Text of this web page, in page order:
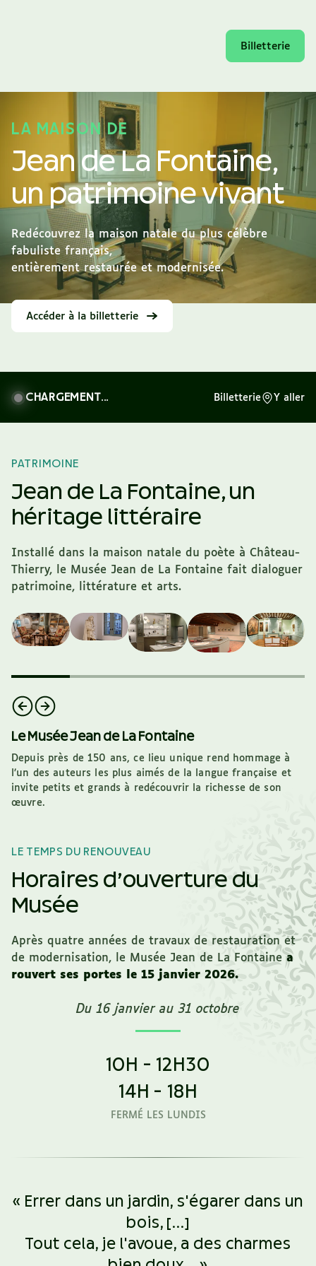
Billetterie
LA MAISON DE
Jean de La Fontaine,
un patrimoine vivant
Redécouvrez la maison natale du plus célèbre
fabuliste français,
entièrement restaurée et modernisée.
Accéder à la billetterie
CHARGEMENT... Billetterie Y aller
PATRIMOINE
Jean de La Fontaine, un
héritage littéraire
Installé dans la maison natale du poète à Château-
Thierry, le Musée Jean de La Fontaine fait dialoguer
patrimoine, littérature et arts.
Le Musée Jean de La Fontaine
Depuis près de 150 ans, ce lieu unique rend hommage à
l’un des auteurs les plus aimés de la langue française et
invite petits et grands à redécouvrir la richesse de son
œuvre.
LE TEMPS DU RENOUVEAU
Horaires d’ouverture du
Musée
Après quatre années de travaux de restauration et
de modernisation, le Musée Jean de La Fontaine a
rouvert ses portes le 15 janvier 2026.
Du 16 janvier au 31 octobre
10H - 12H30
14H - 18H
FERMÉ LES LUNDIS
« Errer dans un jardin, s'égarer dans un
bois, [...]
Tout cela, je l'avoue, a des charmes